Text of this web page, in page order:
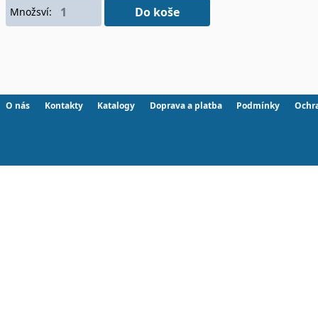
Množsví: Do koše
O nás Kontakty Katalogy Doprava a platba Podmínky